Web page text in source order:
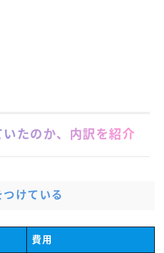
いたのか、内訳を紹介
けている
費用